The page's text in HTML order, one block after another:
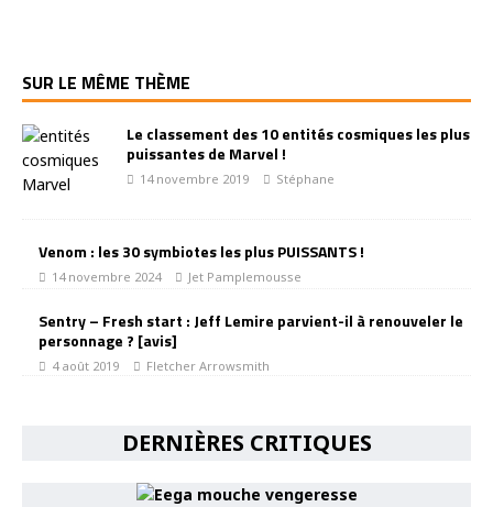
SUR LE MÊME THÈME
Le classement des 10 entités cosmiques les plus
puissantes de Marvel !
14 novembre 2019 Stéphane
Venom : les 30 symbiotes les plus PUISSANTS !
14 novembre 2024 Jet Pamplemousse
Sentry – Fresh start : Jeff Lemire parvient-il à renouveler le
personnage ? [avis]
4 août 2019 Fletcher Arrowsmith
DERNIÈRES CRITIQUES